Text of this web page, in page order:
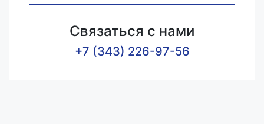
Связаться с нами
+7 (343) 226-97-56